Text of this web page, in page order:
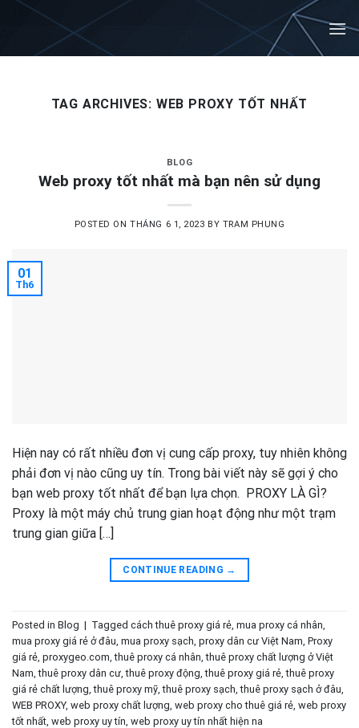
Skip
content
TAG ARCHIVES: WEB PROXY TỐT NHẤT
BLOG
Web proxy tốt nhất mà bạn nên sử dụng
POSTED ONTHÁNG 6 1, 2023 BY TRAM PHUNG
01
Th6
Hiện nay có rất nhiều đơn vị cung cấp proxy, tuy nhiên không
phải đơn vị nào cũng uy tín. Trong bài viết này sẽ gợi ý cho
bạn web proxy tốt nhất để bạn lựa chọn. PROXY LÀ GÌ?
Proxy là một máy chủ trung gian hoạt động như một trạm
trung gian giữa […]
CONTINUE READING →
Posted in Blog | Tagged cách thuê proxy giá rẻ mua proxy cá nhân
mua proxy giá rẻ ở đâu mua proxy sạch proxy dân cư Việt Nam Proxy
giá rẻ proxygeo.com ,thuê proxy cá nhân ,thuê proxy chất lượng ở Việt
Nam ,thuê proxy dân cư ,thuê proxy động ,thuê proxy giá rẻ ,thuê proxy
giá rẻ chất lượng ,thuê proxy mỹ ,thuê proxy sạch ,thuê proxy sạch ở đâu
WEB PROXY, web proxy chất lượng web proxy cho thuê giá rẻ web proxy
tốt nhất web proxy uy tín web proxy uy tín nhất hiện na